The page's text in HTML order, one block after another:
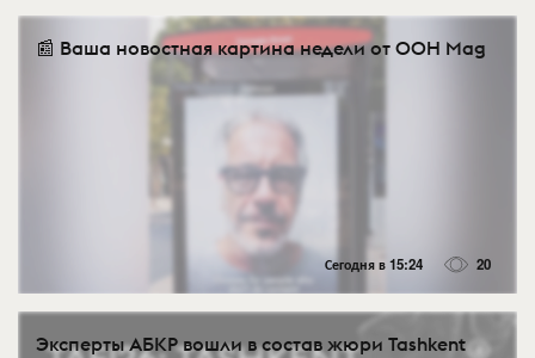
📰 Ваша новостная картина недели от OOH Mag
Сегодня в 15:24 20
Эксперты АБКР вошли в состав жюри Tashkent